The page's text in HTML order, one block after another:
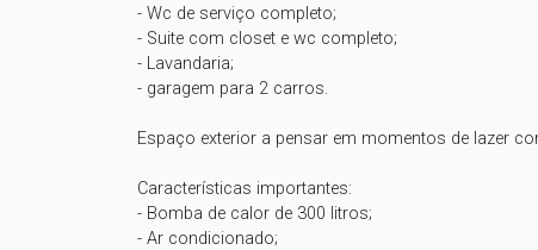
- Wc de serviço completo;
- Suite com closet e wc completo;
- Lavandaria;
- garagem para 2 carros.
Espaço exterior a pensar em momentos de lazer
Características importantes:
- Bomba de calor de 300 litros;
- Ar condicionado;